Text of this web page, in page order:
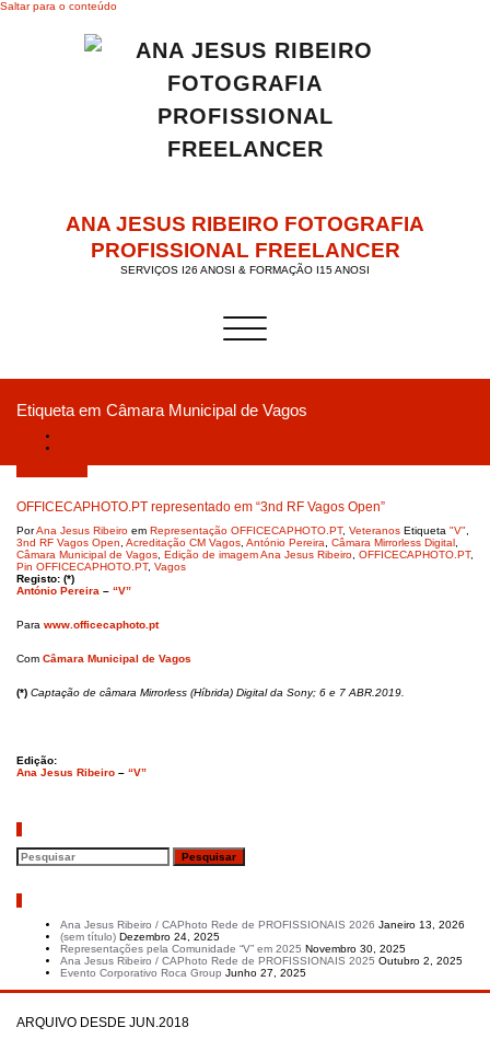
Saltar para o conteúdo
ANA JESUS RIBEIRO FOTOGRAFIA
PROFISSIONAL FREELANCER
SERVIÇOS I26 ANOSI & FORMAÇÃO I15 ANOSI
Alternar a navegação
Etiqueta em Câmara Municipal de Vagos
OFFICECAPHOTO.PT representado em “3nd RF Vagos Open”
PorAna Jesus Ribeiro em Representação OFFICECAPHOTO.PT, Veteranos Etiqueta "V"
3nd RF Vagos Open Acreditação CM Vagos António Pereira Câmara Mirrorless Digital
Câmara Municipal de Vagos Edição de imagem Ana Jesus Ribeiro OFFICECAPHOTO.PT,
Pin OFFICECAPHOTO.PT, Vagos
Registo: (*)
António Pereira – “V”
Para www.officecaphoto.pt
Com Câmara Municipal de Vagos
(*) Captação de câmara Mirrorless (Híbrida) Digital da Sony; 6 e 7 ABR.2019.
Edição:
Ana Jesus Ribeiro – “V”
Ana Jesus Ribeiro / CAPhoto Rede de PROFISSIONAIS 2026 Janeiro 13, 2026
(sem título) Dezembro 24, 2025
Representações pela Comunidade “V” em 2025 Novembro 30, 2025
Ana Jesus Ribeiro / CAPhoto Rede de PROFISSIONAIS 2025 Outubro 2, 2025
Evento Corporativo Roca Group Junho 27, 2025
ARQUIVO DESDE JUN.2018